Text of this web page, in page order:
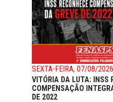
SEXTA-FEIRA, 07/08/2026
VITÓRIA DA LUTA: INSS
COMPENSAÇÃO
DE 2022